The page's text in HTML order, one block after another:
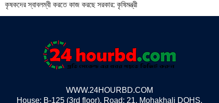
কৃষকদের স্বাবলম্বী করতে কাজ করছে সরকার: কৃষিমন্ত্রী
WWW.24HOURBD.COM
House: B-125 (3rd floor), Road: 21, Mohakhali DOHS,